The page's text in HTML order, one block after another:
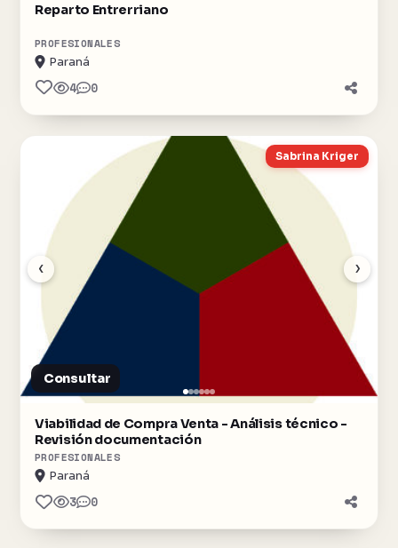
Reparto Entrerriano
PROFESIONALES
Paraná
4 0
‹ ›
Sabrina Kriger
Consultar
Viabilidad de Compra Venta - Análisis técnico -
Revisión documentación
PROFESIONALES
Paraná
3 0